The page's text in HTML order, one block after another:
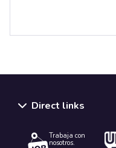
Direct links
Trabaja con
nosotros.